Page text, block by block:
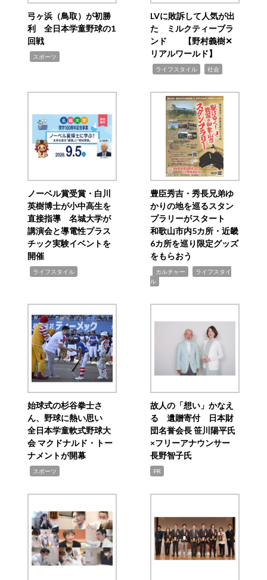
弓ヶ浜（鳥取）が初勝
利 全日本学童野球の1
回戦
スポーツ
LVに敗訴して人気が出
た ミルクティーブラ
ンド 【野村義樹✕
リアルワールド】
ライフスタイル 社会
ノーベル賞受賞・白川
英樹博士が小中高生を
直接指導 名城大学が
講演会と導電性プラス
チック実験イベントを
開催
ライフスタイル
豊臣秀吉・秀長兄弟ゆ
かりの地を巡るスタン
プラリーがスタート
和歌山市内5カ所・近畿
6カ所を巡り限定グッズ
をもらおう
カルチャー
ライフスタイ
ル
始球式の杉谷拳士さ
ん、野球に熱い思い
全日本学童軟式野球大
会 マクドナルド・トー
ナメントが開幕
スポーツ
故人の「想い」かなえ
る 遺贈寄付 日本財
団名誉会長 笹川陽平氏
×フリーアナウンサー
長野智子氏
PR